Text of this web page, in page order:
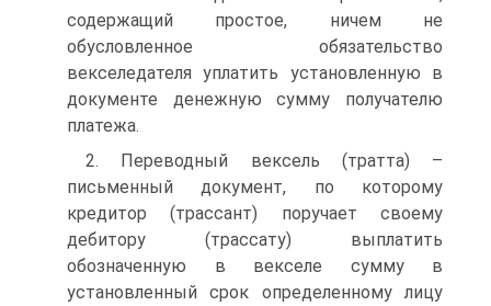
содержащий простое, ничем не
обусловленное обязательство
векселедателя уплатить установленную в
документе денежную сумму получателю
платежа.
2. Переводный вексель (тратта) –
письменный документ, по которому
кредитор (трассант) поручает своему
дебитору (трассату) выплатить
обозначенную в векселе сумму в
установленный срок определенному лицу